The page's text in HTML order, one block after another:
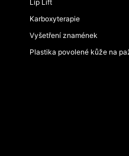
Lip Lift
Karboxyterapie
Vyšetření znamének
Plastika povolené kůže na